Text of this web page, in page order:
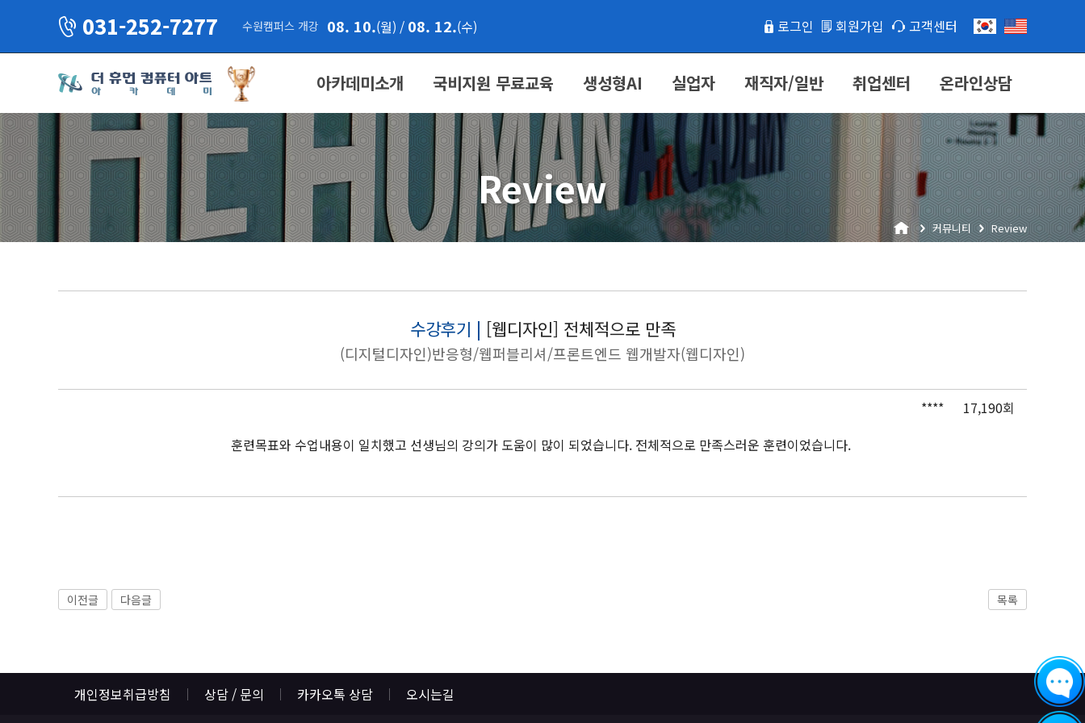
031-252-7277 수원캠퍼스 개강 08. 10.(월) / 08. 12.(수) 로그인 회원가입 고객센터
아카데미소개 국비지원 무료교육 생성형AI 실업자 재직자/일반 취업센터 온라인상담
Review
커뮤니티 Review
수강후기 | [웹디자인] 전체적으로 만족
(디지털디자인)반응형/웹퍼블리셔/프론트엔드 웹개발자(웹디자인)
****
17,190회
훈련목표와 수업내용이 일치했고 선생님의 강의가 도움이 많이 되었습니다. 전체적으로 만족스러운 훈련이었습니다.
이전글 다음글 목록
개인정보취급방침 상담 / 문의 카카오톡 상담 오시는길